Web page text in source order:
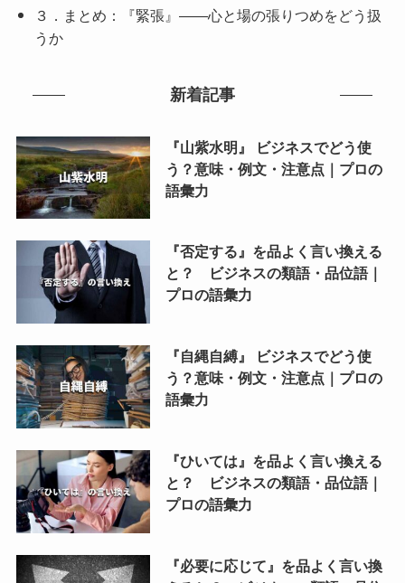
３．まとめ：『緊張』——心と場の張りつめをどう扱
うか
新着記事
『山紫水明』 ビジネスでどう使
う？意味・例文・注意点｜プロの
語彙力
『否定する』を品よく言い換える
と？ ビジネスの類語・品位語｜
プロの語彙力
『自縄自縛』 ビジネスでどう使
う？意味・例文・注意点｜プロの
語彙力
『ひいては』を品よく言い換える
と？ ビジネスの類語・品位語｜
プロの語彙力
『必要に応じて』を品よく言い換